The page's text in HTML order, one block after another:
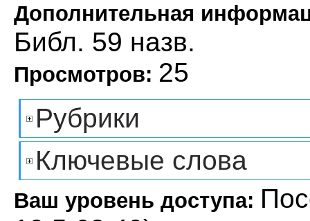
Дополнительная
Библ. 59 назв.
Просмотров: 25
Рубрики
Ключевые слова
Ваш уровень доступа: